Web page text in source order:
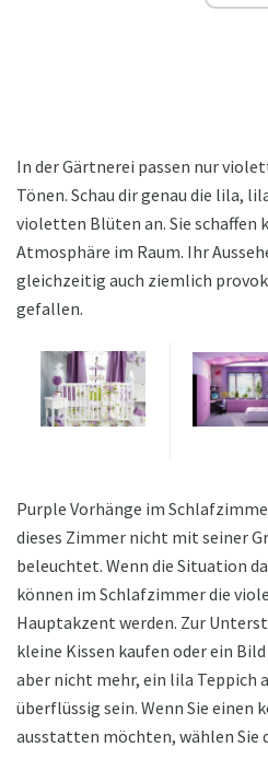
In der Gärtnerei passen nur
Tönen. Schau dir genau die lila,
violetten Blüten an. Sie schaffen
Atmosphäre im Raum. Ihr
gleichzeitig auch ziemlich
gefallen.
Purple Vorhänge im
dieses Zimmer nicht mit seiner
beleuchtet. Wenn die Situation
können im Schlafzimmer die
Hauptakzent werden. Zur
kleine Kissen kaufen oder ein
aber nicht mehr, ein lila Teppich
überflüssig sein. Wenn Sie einen
ausstatten möchten, wählen Sie